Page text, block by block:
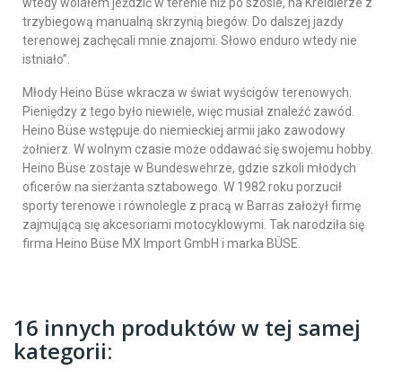
trzybiegową manualną skrzynią biegów. Do dalszej jazdy
terenowej zachęcali mnie znajomi. Słowo enduro wtedy nie
istniało”.
Młody Heino Büse wkracza w świat wyścigów terenowych.
Pieniędzy z tego było niewiele, więc musiał znaleźć zawód.
Heino Büse wstępuje do niemieckiej armii jako zawodowy
żołnierz. W wolnym czasie może oddawać się swojemu hobby.
Heino Büse zostaje w Bundeswehrze, gdzie szkoli młodych
oficerów na sierżanta sztabowego. W 1982 roku porzucił
sporty terenowe i równolegle z pracą w Barras założył firmę
zajmującą się akcesoriami motocyklowymi. Tak narodziła się
firma Heino Büse MX Import GmbH i marka BÜSE.
16 innych produktów w tej samej
kategorii: